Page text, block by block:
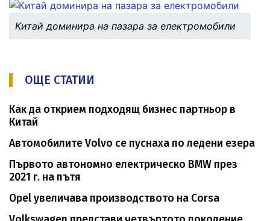
Китай доминира на пазара за електромобили
ОЩЕ СТАТИИ
Как да открием подходящ бизнес партньор в
Китай
Автомобилите Volvo се пуснаха по ледени езера
Първото автономно електрическо BMW през
2021 г. на пътя
Opel увеличава производството на Corsa